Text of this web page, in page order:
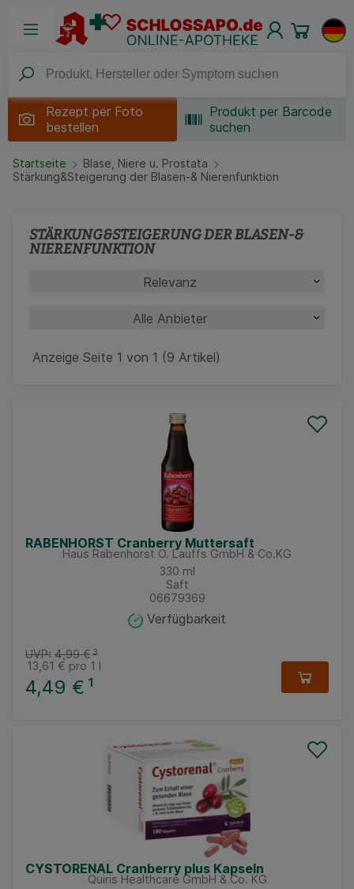
Rezept per Foto
bestellen
Produkt per Barcode
suchen
Startseite
Blase, Niere u. Prostata
Stärkung&Steigerung der Blasen-& Nierenfunktion
STÄRKUNG&STEIGERUNG DER BLASEN-&
NIERENFUNKTION
Anzeige Seite 1 von 1 (9 Artikel)
RABENHORST Cranberry Muttersaft
Haus Rabenhorst O. Lauffs GmbH & Co.KG
330 ml
Saft
06679369
Verfügbarkeit
4,49 € ¹
UVP: 4,99 €³
13,61 € pro 1 l
CYSTORENAL Cranberry plus Kapseln
Quiris Healthcare GmbH & Co. KG